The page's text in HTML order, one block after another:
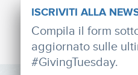
ISCRIVITI ALLA
Compila il form
aggiornato sulle
#GivingTuesday.